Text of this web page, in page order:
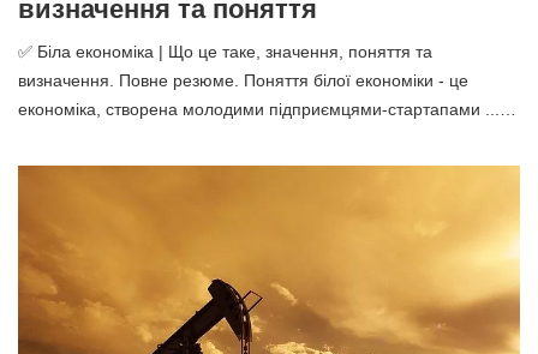
визначення та поняття
✅ Біла економіка | Що це таке, значення, поняття та
визначення. Повне резюме. Поняття білої економіки - це
економіка, створена молодими підприємцями-стартапами ...…